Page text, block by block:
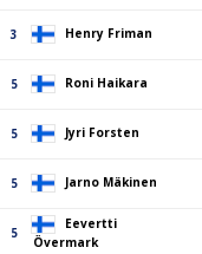
3 Henry Friman
5 Roni Haikara
5 Jyri Forsten
5 Jarno Mäkinen
5
Eevertti
Övermark